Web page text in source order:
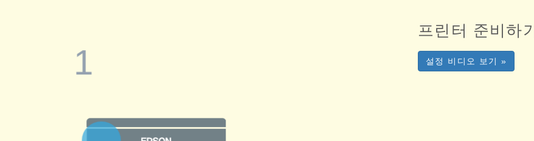
프린터 준비하
설정 비디오 보기 »